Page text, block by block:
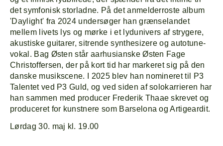
det symfonisk storladne. På det anmelderroste album
'Daylight' fra 2024 undersøger han grænselandet
mellem livets lys og mørke i et lydunivers af strygere,
akustiske guitarer, sitrende synthesizere og autotune-
vokal. Bag Østen står aarhusianske Østen Fage
Christoffersen, der på kort tid har markeret sig på den
danske musikscene. I 2025 blev han nomineret til P3
Talentet ved P3 Guld, og ved siden af solokarrieren har
han sammen med producer Frederik Thaae skrevet og
produceret for kunstnere som Barselona og Artigeardit.
Lørdag 30. maj kl. 19.00